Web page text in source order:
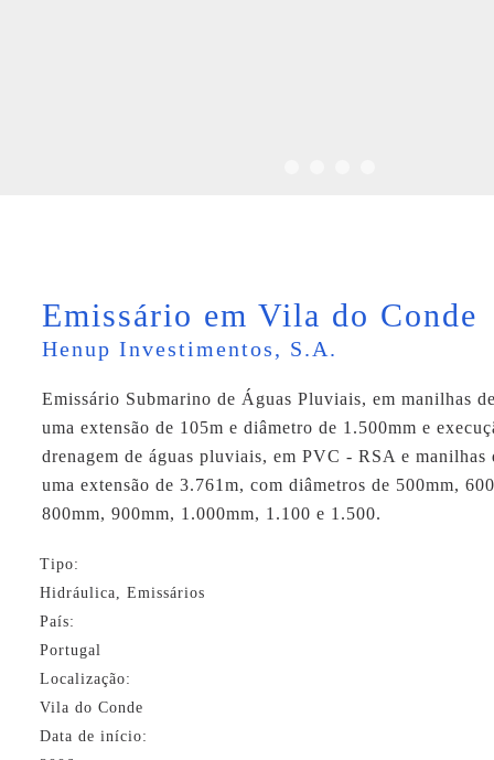
Emissário em Vila do Conde
Henup Investimentos, S.A.
Emissário Submarino de Águas Pluviais, em manilhas
uma extensão de 105m e diâmetro de 1.500mm e
drenagem de águas pluviais, em PVC - RSA e manilhas
uma extensão de 3.761m, com diâmetros de 500mm,
800mm, 900mm, 1.000mm, 1.100 e 1.500.
Tipo:
Hidráulica, Emissários
País:
Portugal
Localização:
Vila do Conde
Data de início: